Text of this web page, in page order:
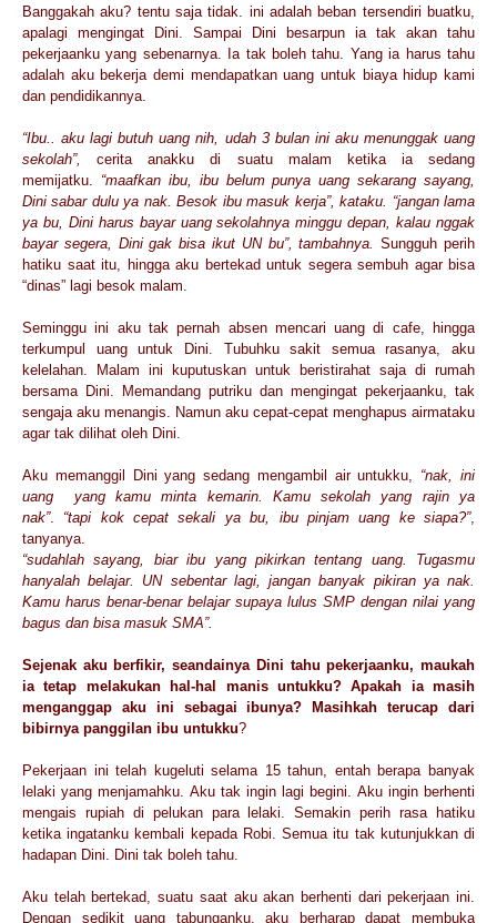
Banggakah aku? tentu saja tidak. ini adalah beban tersendiri buatku,
apalagi mengingat Dini. Sampai Dini besarpun ia tak akan tahu
pekerjaanku yang sebenarnya. Ia tak boleh tahu. Yang ia harus tahu
adalah aku bekerja demi mendapatkan uang untuk biaya hidup kami
dan pendidikannya.
“Ibu.. aku lagi butuh uang nih, udah 3 bulan ini aku menunggak uang
sekolah”,
cerita anakku di suatu malam ketika ia sedang
memijatku.
“maafkan ibu, ibu belum punya uang sekarang sayang,
Dini sabar dulu ya nak. Besok ibu masuk kerja”, kataku. “jangan lama
ya bu, Dini harus bayar uang sekolahnya minggu depan, kalau nggak
bayar segera, Dini gak bisa ikut UN bu”, tambahnya.Sungguh perih
hatiku saat itu, hingga aku bertekad untuk segera sembuh agar bisa
“dinas” lagi besok malam.
Seminggu ini aku tak pernah absen mencari uang di cafe, hingga
terkumpul uang untuk Dini. Tubuhku sakit semua rasanya, aku
kelelahan. Malam ini kuputuskan untuk beristirahat saja di rumah
bersama Dini. Memandang putriku dan mengingat pekerjaanku, tak
sengaja aku menangis. Namun aku cepat-cepat menghapus airmataku
agar tak dilihat oleh Dini.
Aku memanggil Dini yang sedang mengambil air untukku,
“nak, ini
uang yang kamu minta kemarin. Kamu sekolah yang rajin ya
nak”. “tapi kok cepat sekali ya bu, ibu pinjam uang ke siapa?”,
tanyanya.
“sudahlah sayang, biar ibu yang pikirkan tentang uang. Tugasmu
hanyalah belajar. UN sebentar lagi, jangan banyak pikiran ya nak.
Kamu harus benar-benar belajar supaya lulus SMP dengan nilai yang
bagus dan bisa masuk SMA”.
Sejenak aku berfikir, seandainya Dini tahu pekerjaanku, maukah
ia tetap melakukan hal-hal manis untukku? Apakah ia masih
menganggap aku ini sebagai ibunya? Masihkah terucap dari
bibirnya panggilan ibu untukku?
Pekerjaan ini telah kugeluti selama 15 tahun, entah berapa banyak
lelaki yang menjamahku. Aku tak ingin lagi begini. Aku ingin berhenti
mengais rupiah di pelukan para lelaki. Semakin perih rasa hatiku
ketika ingatanku kembali kepada Robi. Semua itu tak kutunjukkan di
hadapan Dini. Dini tak boleh tahu.
Aku telah bertekad, suatu saat aku akan berhenti dari pekerjaan ini.
Dengan sedikit uang tabunganku, aku berharap dapat membuka